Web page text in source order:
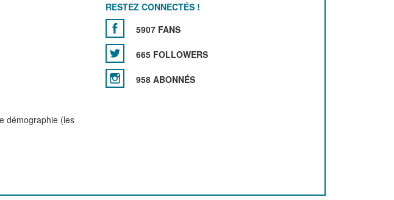
démographie (les
RESTEZ CONNECTÉS !
5907 FANS
665 FOLLOWERS
958 ABONNÉS